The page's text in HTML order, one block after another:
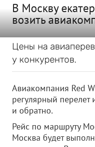
В Москву
возить
Цены на
у конкурентов.
Авиакомпания Red
регулярный перелет
и обратно.
Рейс по маршруту
Москва будет